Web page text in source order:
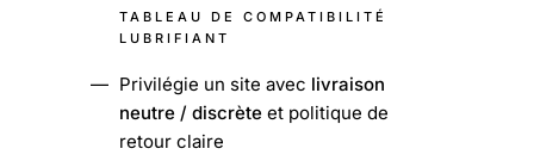
TABLEAU DE COMPATIBILITÉ
LUBRIFIANT
— Privilégie un site avec livraison
neutre / discrète et politique de
retour claire